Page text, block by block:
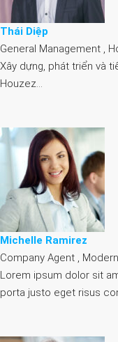
Thái Diệp
General Management ,
Xây dựng, phát triển và
Houzez…
Michelle Ramirez
Company Agent ,
Lorem ipsum dolor sit
porta justo eget risus